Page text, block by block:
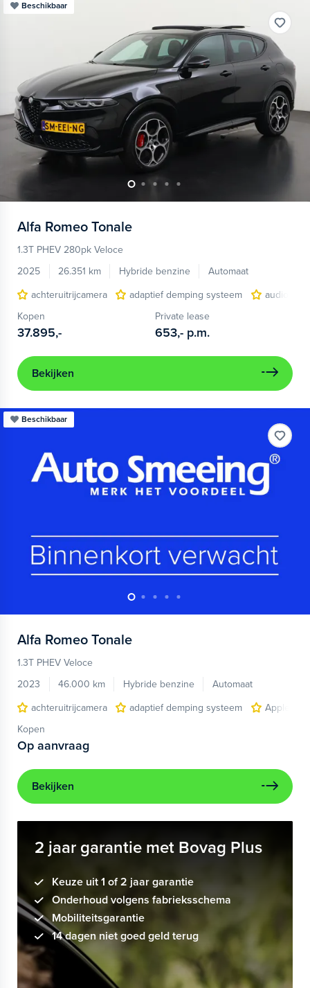
Beschikbaar
Alfa Romeo Tonale
1.3T PHEV 280pk Veloce
2025
26.351 km Hybride benzine
Automaat
achteruitrijcamera
adaptief demping systeem
audio
Kopen
37.895,-
Private lease
653,- p.m.
Bekijken
Beschikbaar
Alfa Romeo Tonale
1.3T PHEV Veloce
2023
46.000 km Hybride benzine
Automaat
achteruitrijcamera
adaptief demping systeem
Apple
Kopen
Op aanvraag
Bekijken
2 jaar garantie met Bovag Plus
Keuze uit 1 of 2 jaar garantie
Onderhoud volgens fabrieksschema
Mobiliteitsgarantie
14 dagen niet goed geld terug